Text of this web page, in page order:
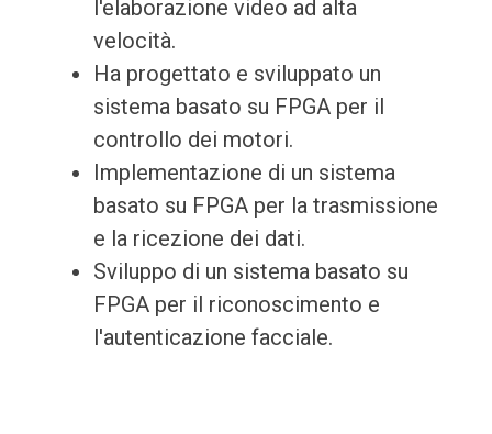
l'elaborazione video ad alta
velocità.
Ha progettato e sviluppato un
sistema basato su FPGA per il
controllo dei motori.
Implementazione di un sistema
basato su FPGA per la trasmissione
e la ricezione dei dati.
Sviluppo di un sistema basato su
FPGA per il riconoscimento e
l'autenticazione facciale.